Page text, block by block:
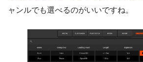
ャンルでも選べるのがいいですね。